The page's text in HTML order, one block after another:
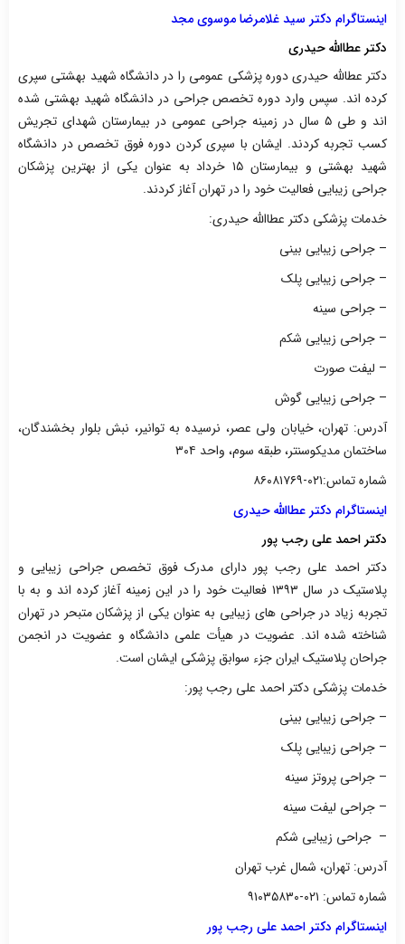
اینستاگرام دکتر سید غلامرضا موسوی مجد
دکتر عطاالله حیدری
دکتر عطالله حیدری دوره پزشکی عمومی را در دانشگاه شهید بهشتی سپری
کرده اند. سپس وارد دوره تخصص جراحی در دانشگاه شهید بهشتی شده
اند و طی ۵ سال در زمینه جراحی عمومی در بیمارستان شهدای تجریش
کسب تجربه کردند. ایشان با سپری کردن دوره فوق تخصص در دانشگاه
شهید بهشتی و بیمارستان ۱۵ خرداد به عنوان یکی از بهترین پزشکان
جراحی زیبایی فعالیت خود را در تهران آغاز کردند.
خدمات پزشکی دکتر عطاالله حیدری:
– جراحی زیبایی بینی
– جراحی زیبایی پلک
– جراحی سینه
– جراحی زیبایی شکم
– لیفت صورت
– جراحی زیبایی گوش
آدرس: تهران، خیابان ولی عصر، نرسیده به توانیر، نبش بلوار بخشندگان،
ساختمان مدیکوسنتر، طبقه سوم، واحد ۳۰۴
شماره تماس:۰۲۱-۸۶۰۸۱۷۶۹
اینستاگرام دکتر عطاالله حیدری
دکتر احمد علی رجب پور
دکتر احمد علی رجب پور دارای مدرک فوق تخصص جراحی زیبایی و
پلاستیک در سال ۱۳۹۳ فعالیت خود را در این زمینه آغاز کرده اند و به با
تجربه زیاد در جراحی های زیبایی به عنوان یکی از پزشکان متبحر در تهران
شناخته شده اند. عضویت در هیأت علمی دانشگاه و عضویت در انجمن
جراحان پلاستیک ایران جزء سوابق پزشکی ایشان است.
خدمات پزشکی دکتر احمد علی رجب پور:
– جراحی زیبایی بینی
– جراحی زیبایی پلک
– جراحی پروتز سینه
– جراحی لیفت سینه
– جراحی زیبایی شکم
آدرس: تهران، شمال غرب تهران
شماره تماس: ۰۲۱-۹۱۰۳۵۸۳۰
اینستاگرام دکتر احمد علی رجب پور